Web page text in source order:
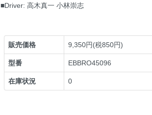
■Driver: 高木真一 小林崇志
販売価格 9,350円(税850円)
型番 EBBRO45096
在庫状況 0